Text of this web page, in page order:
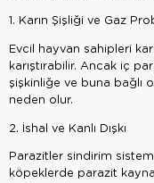
1. Karın Şişliği ve Gaz
Evcil hayvan sahipleri
karıştırabilir. Ancak iç
şişkinliğe ve buna bağlı
neden olur.
2. İshal ve Kanlı Dışkı
Parazitler sindirim
köpeklerde parazit